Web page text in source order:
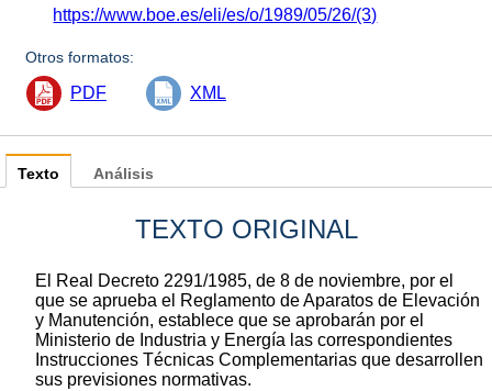
https://www.boe.es/eli/es/o/1989/05/26/(3)
Otros formatos:
PDF XML
Texto
TEXTO ORIGINAL
El Real Decreto 2291/1985, de 8 de noviembre, por el
que se aprueba el Reglamento de Aparatos de Elevación
y Manutención, establece que se aprobarán por el
Ministerio de Industria y Energía las correspondientes
Instrucciones Técnicas Complementarias que desarrollen
sus previsiones normativas.
Análisis